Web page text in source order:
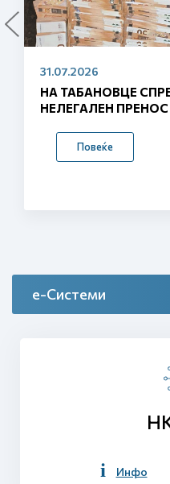
29.07.2026
СО ДВА МИЛИОНИ
ВОВЕДУВААТ
ЦЕЛОСНО
Повеќе
е-Системи
Инфо